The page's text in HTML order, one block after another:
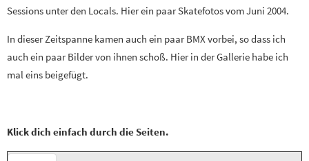
Sessions unter den Locals. Hier ein paar Skatefotos vom Juni 2004.
In dieser Zeitspanne kamen auch ein paar BMX vorbei, so dass ich
auch ein paar Bilder von ihnen schoß. Hier in der Gallerie habe ich
mal eins beigefügt.
Klick dich einfach durch die Seiten.